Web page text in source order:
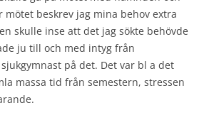
beskrev jag mina behov extra
skulle inse att det jag sökte behövde
ju till och med intyg från
på det. Det var bl a det
massa tid från semestern, stressen